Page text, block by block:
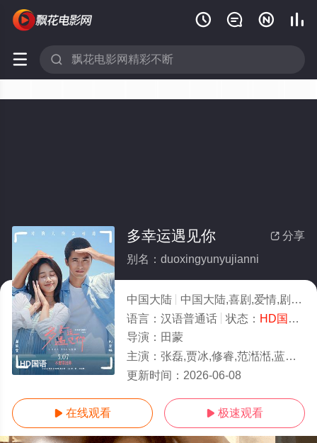
   
 
HD国语
 分享
多幸运遇见你
别名：duoxingyunyujianni
中国大陆 中国大陆,喜剧,爱情,剧情
语言： 汉语普通话 状态： HD国语
导演： 田蒙
主演： 张磊,贾冰,修睿,范湉湉,蓝盈莹,黄小蕾,刘奕畅,肖燕,李萍,盛一伦,林乐炫,李希侃,德柏,陈冠甯,
更新时间： 2026-06-08
 在线观看  极速观看